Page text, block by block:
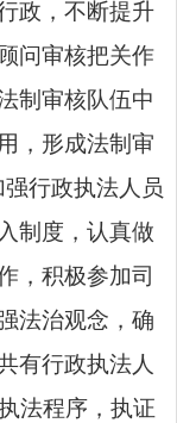
政，不断提升
问审核把关作
制审核队伍中
，形成法制审
行政执法人员
制度，认真做
，积极参加司
法治观念，确
有行政执法人
法程序，执证